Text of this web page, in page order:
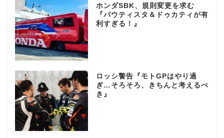
7
ホンダSBK、規則変更を求む
『バウティスタ＆ドゥカティが有
利すぎる！』
8
ロッシ警告『モトGPはやり過
ぎ…そろそろ、きちんと考えるべ
き』